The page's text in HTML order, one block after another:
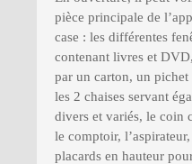
pièce principale de
case : les différentes
contenant livres et
par un carton, un pichet
les 2 chaises servant
divers et variés, le coin
le comptoir,
placards en hauteur